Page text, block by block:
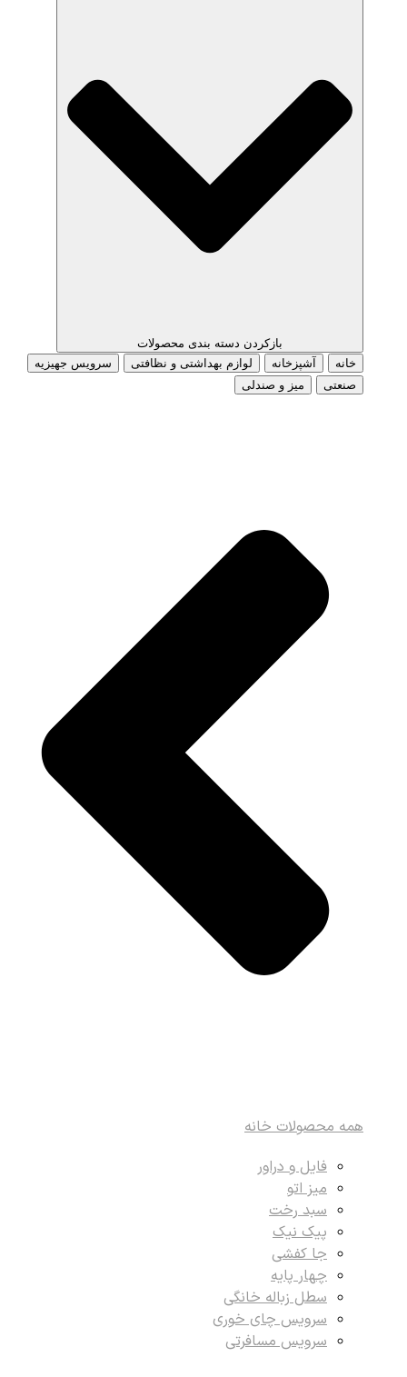
بازکردن دسته بندی محصولات
خانه
آشپزخانه لوازم بهداشتی و نظافتی
سرویس جهیزیه
صنعتی
میز و صندلی
همه محصولات خانه
فایل و دراور
میز اتو
سبد رخت
پیک نیک
جا کفشی
چهار پایه
سطل زباله خانگی
سرویس چای خوری
سرویس مسافرتی